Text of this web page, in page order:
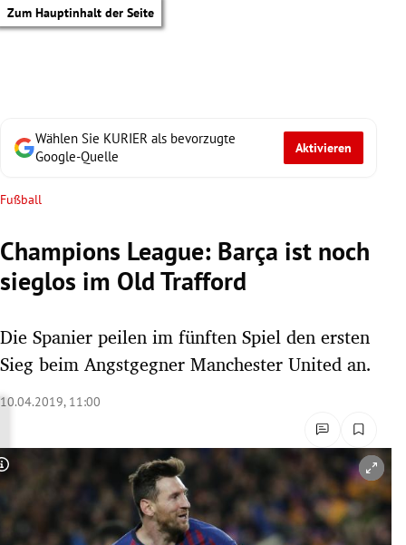
Zum Hauptinhalt der Seite
Untermenü
Untermenü
Wählen Sie KURIER als bevorzugte
Google-Quelle
Aktivieren
Fußball
Champions League: Barça ist noch
sieglos im Old Trafford
Die Spanier peilen im fünften Spiel den ersten
Sieg beim Angstgegner Manchester United an.
10.04.2019, 11:00
Copyright-Hinweis öffnen/schließen